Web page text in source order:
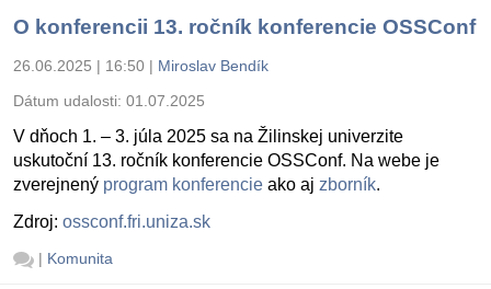
O konferencii 13. ročník konferencie OSSConf
26.06.2025 | 16:50 | Miroslav Bendík
Dátum udalosti: 01.07.2025
V dňoch 1. – 3. júla 2025 sa na Žilinskej univerzite
uskutoční 13. ročník konferencie OSSConf. Na webe je
zverejnený program konferencie ako aj zborník.
Zdroj: ossconf.fri.uniza.sk
| Komunita